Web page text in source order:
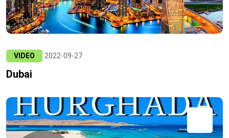
VIDEO 2022-09-27
Dubai